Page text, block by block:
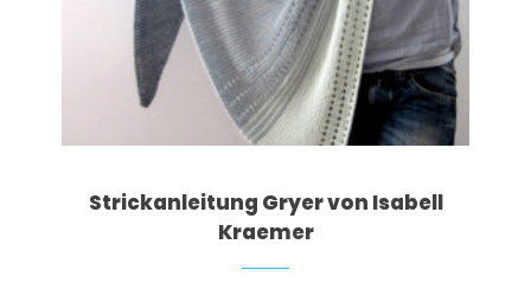
Strickanleitung Gryer von Isabell
Kraemer